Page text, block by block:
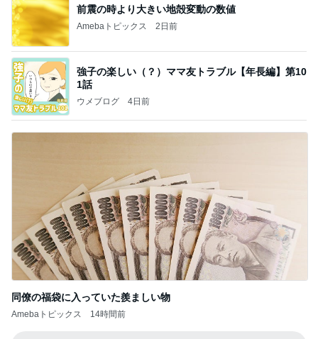
前震の時より大きい地殻変動の数値
Amebaトピックス 2日前
強子の楽しい（？）ママ友トラブル【年長編】第10
1話
ウメブログ 4日前
同僚の福袋に入っていた羨ましい物
Amebaトピックス 14時間前